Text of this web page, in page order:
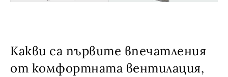
Какви са първите впечатления
от комфортната вентилация,